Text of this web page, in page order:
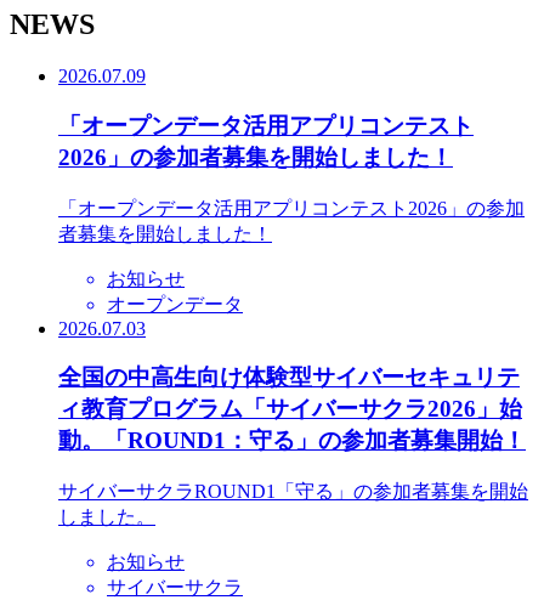
NEWS
2026.07.09
「オープンデータ活用アプリコンテスト
2026」の参加者募集を開始しました！
「オープンデータ活用アプリコンテスト2026」の参加
者募集を開始しました！
お知らせ
オープンデータ
2026.07.03
全国の中高生向け体験型サイバーセキュリテ
ィ教育プログラム「サイバーサクラ2026」始
動。「ROUND1：守る」の参加者募集開始！
サイバーサクラROUND1「守る」の参加者募集を開始
しました。
お知らせ
サイバーサクラ